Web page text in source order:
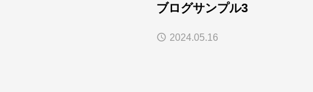
ブログサンプル3
2024.05.16